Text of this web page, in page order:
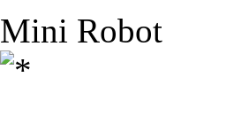
Mini Robot